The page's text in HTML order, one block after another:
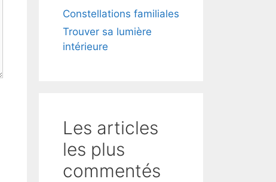
Constellations familiales
Trouver sa lumière
intérieure
Les articles
les plus
commentés